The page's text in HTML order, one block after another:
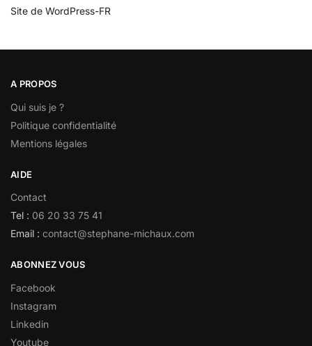
Site de WordPress-FR
A PROPOS
Qui suis je ?
Politique confidentialité
Mentions légales
AIDE
Contact
Tel : 06 20 33 75 41
Email : contact@stephane-michaux.com
ABONNEZ VOUS
Facebook
Instagram
Linkedin
Youtube